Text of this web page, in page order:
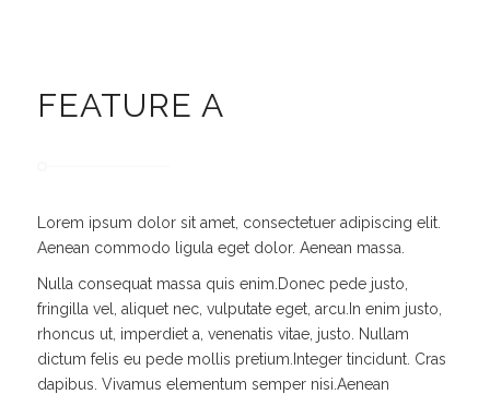
FEATURE A
Lorem ipsum dolor sit amet, consectetuer adipiscing elit.
Aenean commodo ligula eget dolor. Aenean massa.
Nulla consequat massa quis enim.Donec pede justo,
fringilla vel, aliquet nec, vulputate eget, arcu.In enim justo,
rhoncus ut, imperdiet a, venenatis vitae, justo. Nullam
dictum felis eu pede mollis pretium.Integer tincidunt. Cras
dapibus. Vivamus elementum semper nisi.Aenean